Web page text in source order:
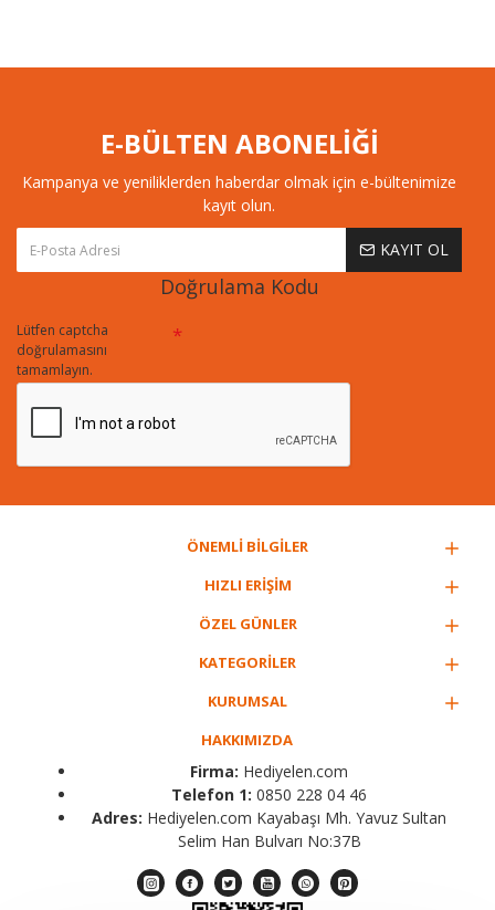
E-BÜLTEN ABONELİĞİ
Kampanya ve yeniliklerden haberdar olmak için e-bültenimize
kayıt olun.
KAYIT OL
Doğrulama Kodu
Lütfen captcha
doğrulamasını
tamamlayın.
ÖNEMLİ BİLGİLER
HIZLI ERİŞİM
ÖZEL GÜNLER
KATEGORİLER
KURUMSAL
HAKKIMIZDA
Firma: Hediyelen.com
Telefon 1: 0850 228 04 46
Adres: Hediyelen.com Kayabaşı Mh. Yavuz Sultan
Selim Han Bulvarı No:37B